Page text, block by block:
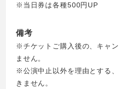
※当日券は各種500円UP
備考
※チケットご購入後の、キャ
ません。
※公演中止以外を理由とする
きません。